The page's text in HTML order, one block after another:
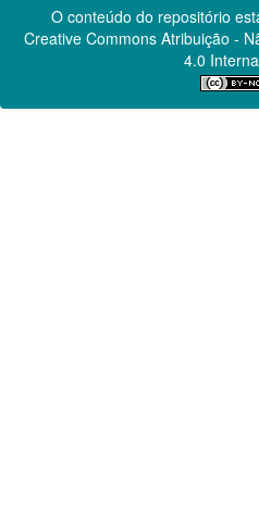
O conteúdo do repositório
Creative CommonsAtribuição -
4.0